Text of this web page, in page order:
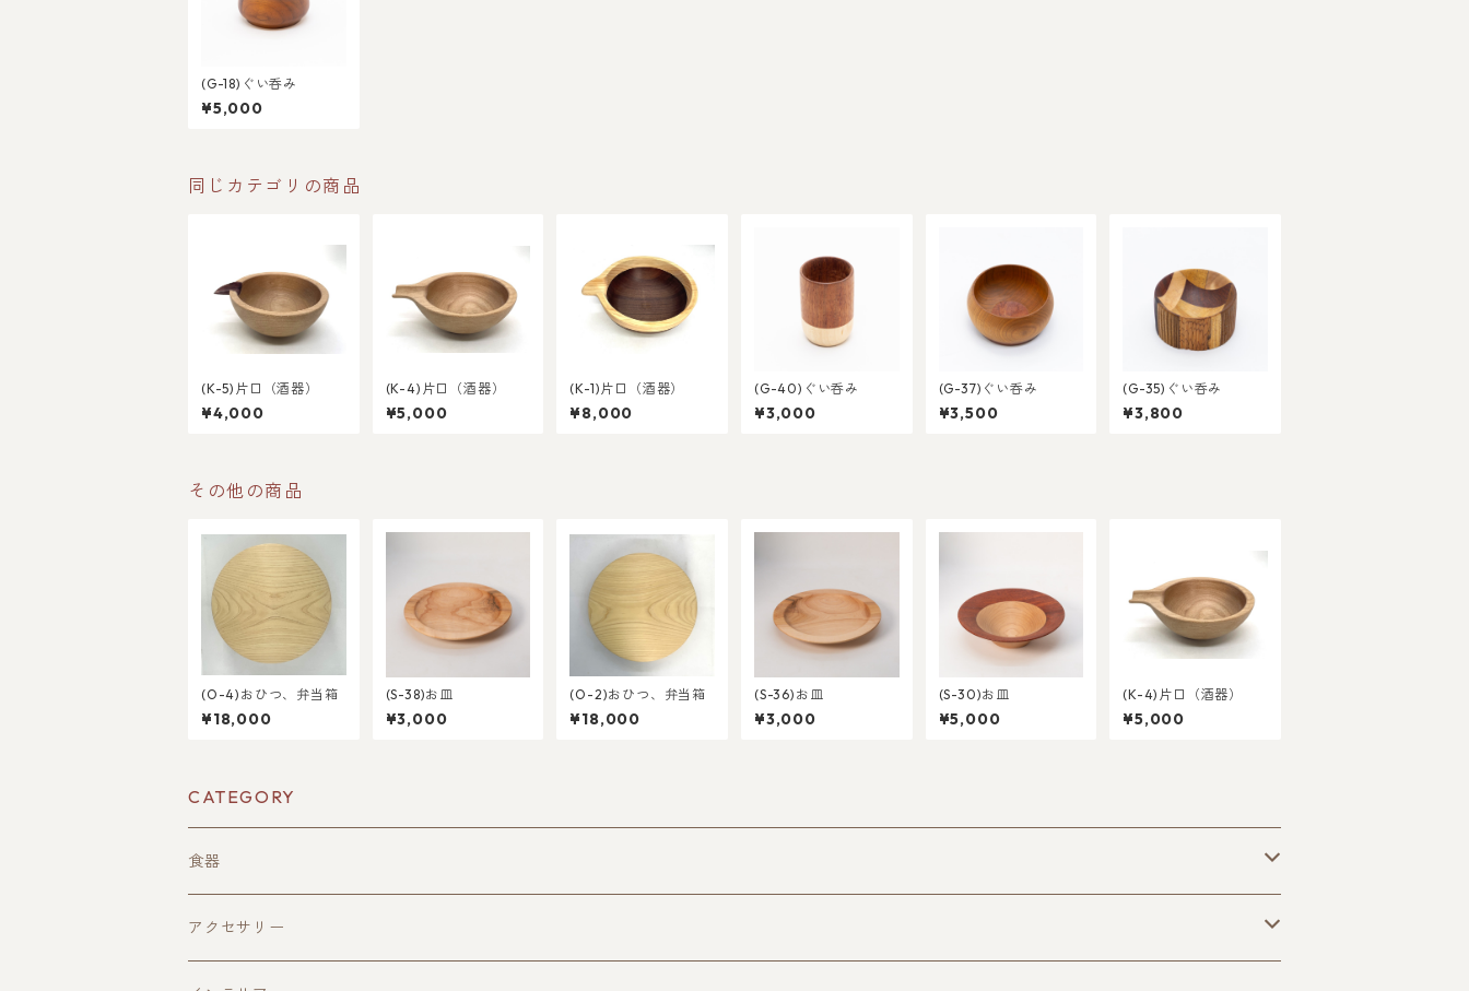
(G-18)ぐい呑み
¥5,000
同じカテゴリの商品
(K-5)片口（酒器）
¥4,000
(K-4)片口（酒器）
¥5,000
(K-1)片口（酒器）
¥8,000
(G-40)ぐい呑み
¥3,000
(G-37)ぐい呑み
¥3,500
(G-35)ぐい呑み
¥3,800
その他の商品
(O-4)おひつ、弁当箱
¥18,000
(S-38)お皿
¥3,000
(O-2)おひつ、弁当箱
¥18,000
(S-36)お皿
¥3,000
(S-30)お皿
¥5,000
(K-4)片口（酒器）
¥5,000
CATEGORY
食器
酒器
アクセサリー